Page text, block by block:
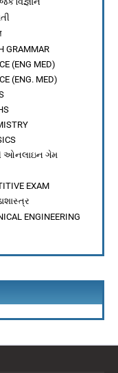
ભારતનો વારસો મને
સુધારણા
માં દ્રવ્ય
ધોરણ 10 વિજ્ઞાન
GRAMMAR
(ENG MED)
(ENG. MED)
ઓનલાઇન ગેમ
EXAM
ENGINEERING